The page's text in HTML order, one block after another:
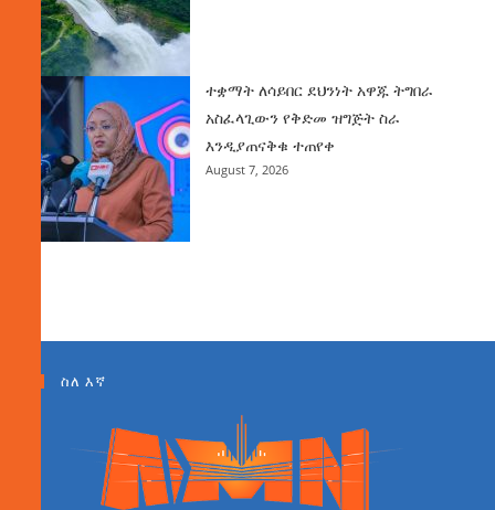
ተቋማት ለሳይበር ደህንነት አዋጁ ትግበራ
አስፈላጊውን የቅድመ ዝግጅት ስራ
እንዲያጠናቅቁ ተጠየቀ
August 7, 2026
ስለ እኛ